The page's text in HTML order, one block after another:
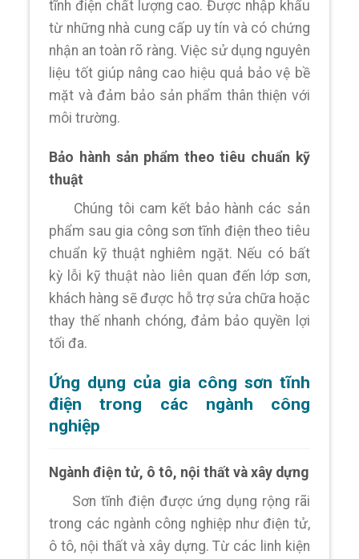
tĩnh điện chất lượng cao. Được nhập khẩu
từ những nhà cung cấp uy tín và có chứng
nhận an toàn rõ ràng. Việc sử dụng nguyên
liệu tốt giúp nâng cao hiệu quả bảo vệ bề
mặt và đảm bảo sản phẩm thân thiện với
môi trường.
Bảo hành sản phẩm theo tiêu chuẩn kỹ
thuật
Chúng tôi cam kết bảo hành các sản
phẩm sau gia công sơn tĩnh điện theo tiêu
chuẩn kỹ thuật nghiêm ngặt. Nếu có bất
kỳ lỗi kỹ thuật nào liên quan đến lớp sơn,
khách hàng sẽ được hỗ trợ sửa chữa hoặc
thay thế nhanh chóng, đảm bảo quyền lợi
tối đa.
Ứng dụng của gia công sơn tĩnh
điện trong các ngành công
nghiệp
Ngành điện tử, ô tô, nội thất và xây dựng
Sơn tĩnh điện được ứng dụng rộng rãi
trong các ngành công nghiệp như điện tử,
ô tô, nội thất và xây dựng. Từ các linh kiện